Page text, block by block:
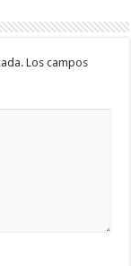
Los campos